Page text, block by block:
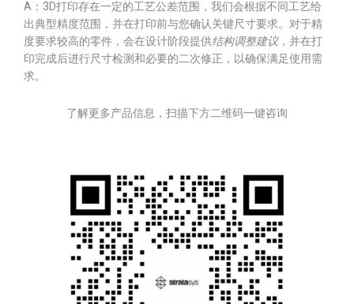
A：3D打印存在一定的工艺公差范围，我们会根据不同工艺给
出典型精度范围，并在打印前与您确认关键尺寸要求。对于精
度要求较高的零件，会在设计阶段提供结构调整建议，并在打
印完成后进行尺寸检测和必要的二次修正，以确保满足使用需
求。
了解更多产品信息，扫描下方二维码一键咨询